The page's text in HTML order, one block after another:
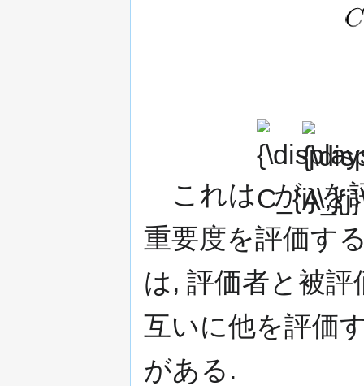
これは
{\displaystyle
C_{i}\,}
が
A_{j}\,}
を
重要度を評価す
は, 評価者と被
互いに他を評価
がある.